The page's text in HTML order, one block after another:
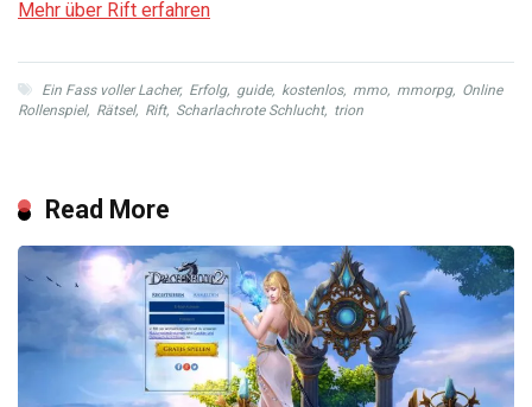
Mehr über Rift erfahren
Ein Fass voller Lacher, Erfolg, guide, kostenlos, mmo, mmorpg, Online
Rollenspiel, Rätsel, Rift, Scharlachrote Schlucht, trion
Read More